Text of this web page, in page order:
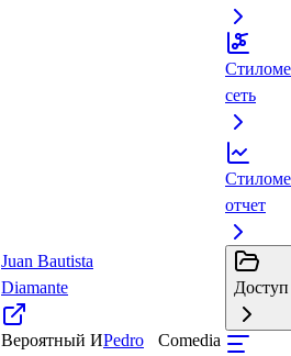
сеть
Juan Bautista
Diamante
Вероятный ИPedro
Comedia
отчет
Доступ